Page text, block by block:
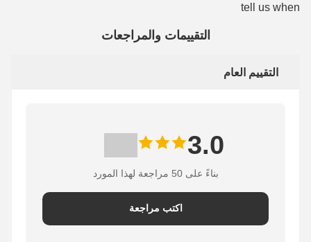
tell us when
التقييمات والمراجعات
التقييم العام
3.0
بناءً على 50 مراجعة لهذا المورد
اكتب مراجعة